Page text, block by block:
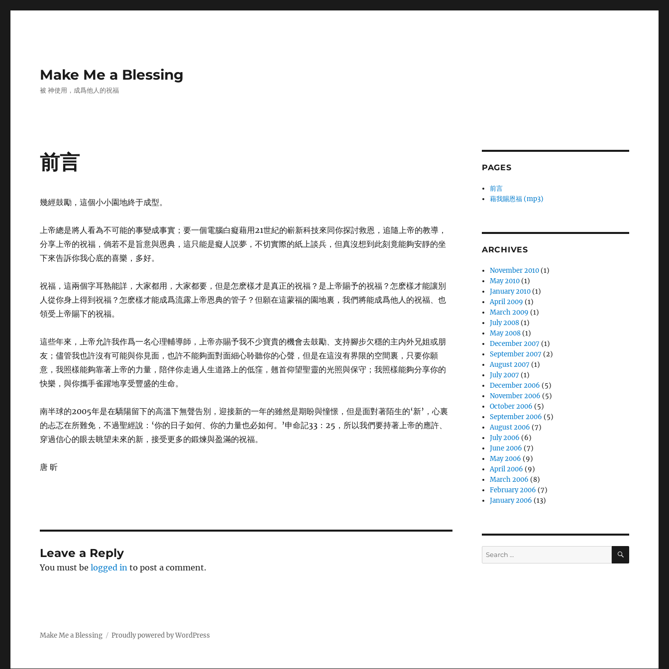
Make Me a Blessing
被 神使用，成爲他人的祝福
前言
幾經鼓勵，這個小小園地終于成型。
上帝總是將人看為不可能的事變成事實；要一個電腦白癡藉用21世紀的嶄新科技來同你探討救恩，追隨上帝的教導，
分享上帝的祝福，倘若不是旨意與恩典，這只能是癡人説夢，不切實際的紙上談兵，但真沒想到此刻竟能夠安靜的坐
下來告訴你我心底的喜樂，多好。
祝福，這兩個字耳熟能詳，大家都用，大家都要，但是怎麽樣才是真正的祝福？是上帝賜予的祝福？怎麽樣才能讓別
人從你身上得到祝福？怎麽樣才能成爲流露上帝恩典的管子？但願在這蒙福的園地裏，我們將能成爲他人的祝福、也
領受上帝賜下的祝福。
這些年來，上帝允許我作爲一名心理輔導師，上帝亦賜予我不少寶貴的機會去鼓勵、支持腳步欠穩的主内外兄姐或朋
友；儘管我也許沒有可能與你見面，也許不能夠面對面細心聆聽你的心聲，但是在這沒有界限的空間裏，只要你願
意，我照樣能夠靠著上帝的力量，陪伴你走過人生道路上的低窪，翹首仰望聖靈的光照與保守；我照樣能夠分享你的
快樂，與你攜手雀躍地享受豐盛的生命。
南半球的2005年是在驕陽留下的高溫下無聲告別，迎接新的一年的雖然是期盼與憧憬，但是面對著陌生的‘新’，心裏
的忐忑在所難免，不過聖經說：‘你的日子如何、你的力量也必如何。’申命記33：25，所以我們要持著上帝的應許、
穿過信心的眼去眺望未來的新，接受更多的鍛煉與盈滿的祝福。
唐 昕
Leave a Reply
You must belogged in to post a comment.
PAGES
前言
藉我賜恩福 (mp3)
ARCHIVES
November 2010 (1)
May 2010 (1)
January 2010 (1)
April 2009 (1)
March 2009 (1)
July 2008 (1)
May 2008 (1)
December 2007 (1)
September 2007 (2)
August 2007 (1)
July 2007 (1)
December 2006 (5)
November 2006 (5)
October 2006 (5)
September 2006 (5)
August 2006 (7)
July 2006 (6)
June 2006 (7)
May 2006 (9)
April 2006 (9)
March 2006 (8)
February 2006 (7)
January 2006 (13)
Search
for:
SEARCH
Make Me a Blessing Proudly powered by WordPress